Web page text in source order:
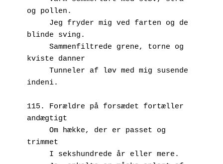
og pollen.
blinde sving.
kviste danner
indeni.
115. Forældre på forsædet fortæller
andægtigt
trimmet
     I sekshundrede år eller mere.